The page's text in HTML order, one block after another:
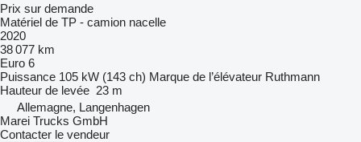
Prix sur demande
Matériel de TP - camion nacelle
2020
38 077 km
Euro 6
Puissance 105 kW (143 ch) Marque de l’élévateur Ruthmann
Hauteur de levée 23 m
Allemagne, Langenhagen
Marei Trucks GmbH
Contacter le vendeur